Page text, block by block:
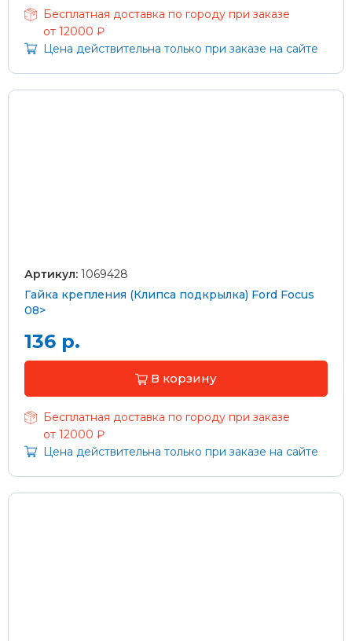
Бесплатная доставка по городу при заказе
от 12000 ₽
Цена действительна только при заказе на сайте
Артикул: 1069428
Гайка крепления (Клипса подкрылка) Ford Focus
08>
136 р.
В корзину
Бесплатная доставка по городу при заказе
от 12000 ₽
Цена действительна только при заказе на сайте